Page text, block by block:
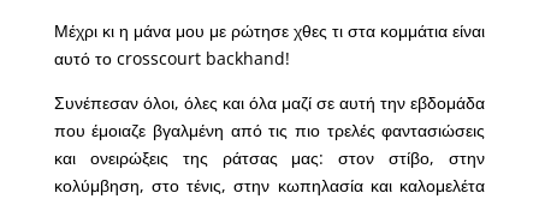
Μέχρι κι η μάνα μου με ρώτησε χθες τι στα κομμάτια είναι
αυτό το crosscourt backhand!
Συνέπεσαν όλοι, όλες και όλα μαζί σε αυτή την εβδομάδα
που έμοιαζε βγαλμένη από τις πιο τρελές φαντασιώσεις
και ονειρώξεις της ράτσας μας: στον στίβο, στην
κολύμβηση, στο τένις, στην κωπηλασία και καλομελέτα